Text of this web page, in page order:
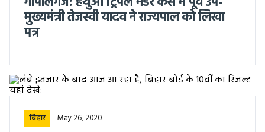
मुख्यमंत्री तेजस्वी यादव ने राज्यपाल को लिखा
पत्र
बिहार May 26, 2020